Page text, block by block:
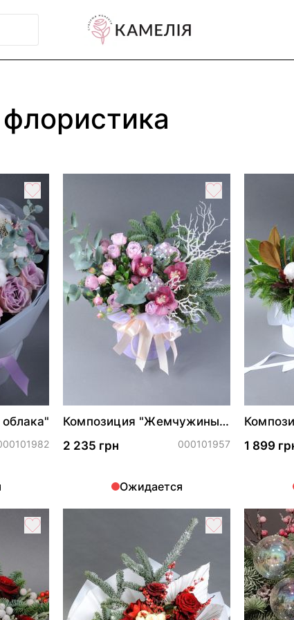
Композиция "Жемчужины
2 235 грн
000101957
Ожидается
1 899